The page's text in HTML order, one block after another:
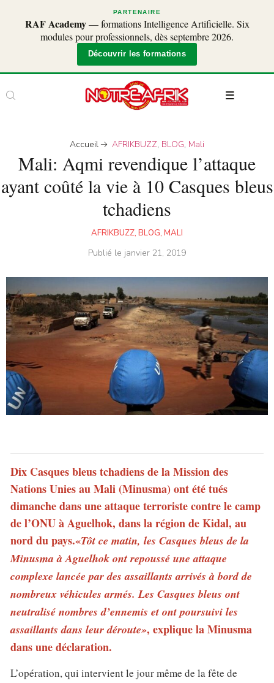
PARTENAIRE
RAF Academy— formations Intelligence Artificielle. Six
modules pour professionnels, dès septembre 2026.
Découvrir les formations
Accueil AFRIKBUZZ, BLOG, Mali
Mali: Aqmi revendique l’attaque
ayant coûté la vie à 10 Casques bleus
tchadiens
AFRIKBUZZ, BLOG, MALI
Publié le janvier 21, 2019
Dix Casques bleus tchadiens de la Mission des
Nations Unies au Mali (Minusma) ont été tués
dimanche dans une attaque terroriste contre le camp
de l’ONU à Aguelhok, dans la région de Kidal, au
nord du pays.«Tôt ce matin, les Casques bleus de la
Minusma à Aguelhok ont repoussé une attaque
complexe lancée par des assaillants arrivés à bord de
nombreux véhicules armés. Les Casques bleus ont
neutralisé nombres d’ennemis et ont poursuivi les
assaillants dans leur déroute», explique la Minusma
dans une déclaration.
L’opération, qui intervient le jour même de la fête de